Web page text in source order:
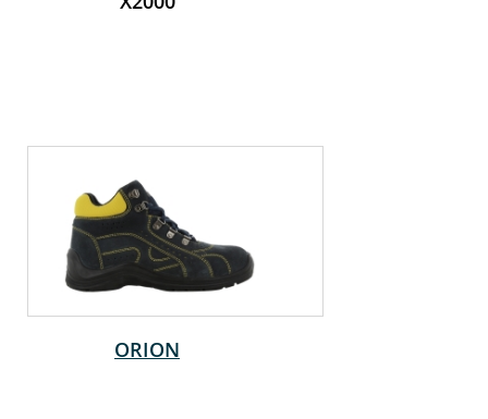
ORION